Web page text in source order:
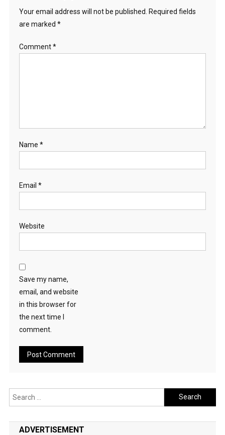
Your email address will not be published.
Required fields
are marked *
Comment*
Name *
Email *
Website
Save my name,
email, and website
in this browser for
the next time I
comment.
Search
for:
ADVERTISEMENT